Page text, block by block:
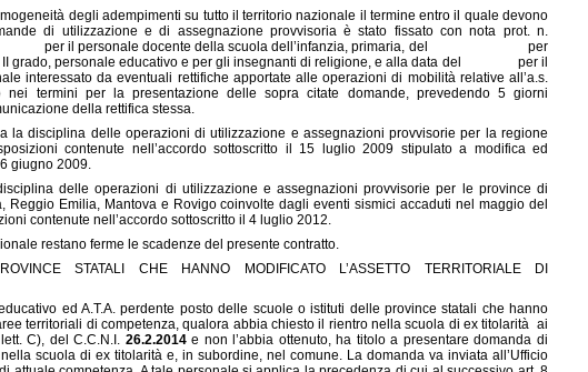
degli adempimenti su tutto il territorio nazionale il termine entro il quale devono
di utilizzazione e di assegnazione provvisoria è stato fissato con nota prot. n.
personale docente della scuola dell’infanzia, primaria, del per
II grado, personale educativo e per gli insegnanti di religione, e alla data del per il
interessato da eventuali rettifiche apportate alle operazioni di mobilità relative all’a.s.
nei termini per la presentazione delle sopra citate domande, prevedendo 5 giorni
della rettifica stessa.
disciplina delle operazioni di utilizzazione e assegnazioni provvisorie per la regione
contenute nell’accordo sottoscritto il 15 luglio 2009 stipulato a modifica ed
giugno 2009.
delle operazioni di utilizzazione e assegnazioni provvisorie per le province di
Reggio Emilia, Mantova e Rovigo coinvolte dagli eventi sismici accaduti nel maggio del
contenute nell’accordo sottoscritto il 4 luglio 2012.
restano ferme le scadenze del presente contratto.
STATALI CHE HANNO MODIFICATO L’ASSETTO TERRITORIALE DI
ed A.T.A. perdente posto delle scuole o istituti delle province statali che hanno
territoriali di competenza, qualora abbia chiesto il rientro nella scuola di ex titolarità ai
C), del C.C.N.I. 26.2.2014e non l’abbia ottenuto, ha titolo a presentare domanda di
scuola di ex titolarità e, in subordine, nel comune. La domanda va inviata all’Ufficio